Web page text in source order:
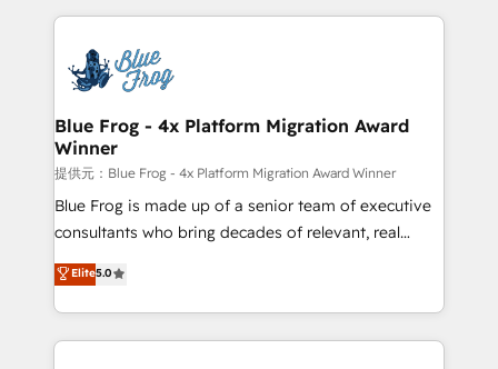
team of 25+ experts Contact us today to help you
get more from your investment in HubSpot.
strengthen your digital transformation and minimize
Implementation partner, we provide expertise to
drive your business forward. Since 2015 we are fully
dedicated to HubSpot and with an experienced
team (50+), we work with reputable companies in
B2B sectors such as manufacturing, SaaS and
business services. We prepare a customized
business case that demonstrates the value and
detailed financial rationale with a focus on ROI and
TCO. As a trusted extension of your team, we
Blue Frog - 4x Platform Migration Award
Winner
提供元：Blue Frog - 4x Platform Migration Award Winner
Blue Frog is made up of a senior team of executive
consultants who bring decades of relevant, real
world experience to our client engagements. "Blue
Frog is a top, trusted partner in HubSpot's
ecosystem for a reason. Their team brings over a
decade of experience to the table, along with deep
Elite5.0